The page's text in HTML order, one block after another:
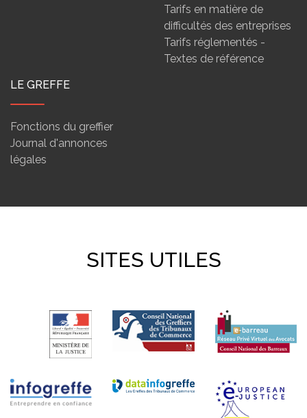
Tarifs en matière de
difficultés des entreprises
Tarifs réglementés -
Textes de référence
LE GREFFE
Fonctions du greffier
Journal d'annonces
légales
SITES UTILES